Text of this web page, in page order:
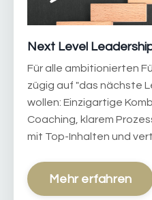
Next Level
Für alle ambitionierten
zügig auf "das nächste
wollen: Einzigartige
Coaching, klarem
mit Top-Inhalten und
Mehr erfahren